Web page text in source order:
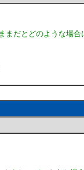
まだとどのような場合